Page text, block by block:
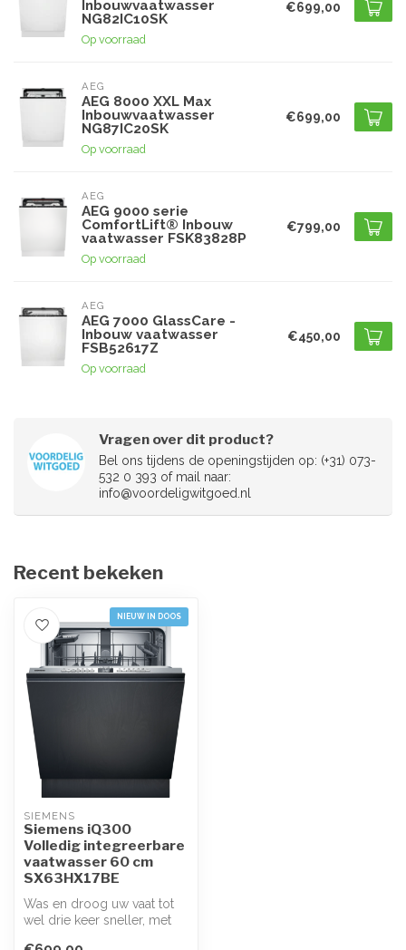
Inbouwvaatwasser
NG82IC10SK
Op voorraad
€699,00
AEG
AEG 8000 XXL Max
Inbouwvaatwasser
NG87IC20SK
Op voorraad
€699,00
AEG
AEG 9000 serie
ComfortLift® Inbouw
vaatwasser FSK83828P
Op voorraad
€799,00
AEG
AEG 7000 GlassCare -
Inbouw vaatwasser
FSB52617Z
Op voorraad
€450,00
Vragen over dit product?
Bel ons tijdens de openingstijden op: (+31) 073-
532 0 393 of mail naar:
info@voordeligwitgoed.nl
Recent bekeken
NIEUW IN DOOS
SIEMENS
Siemens iQ300
Volledig integreerbare
vaatwasser 60 cm
SX63HX17BE
Was en droog uw vaat tot
wel drie keer sneller, met